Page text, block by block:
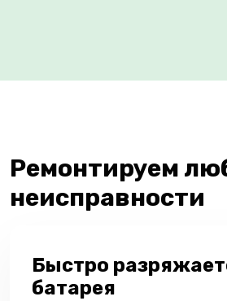
Ремонтируем
неисправности
Быстро
батарея